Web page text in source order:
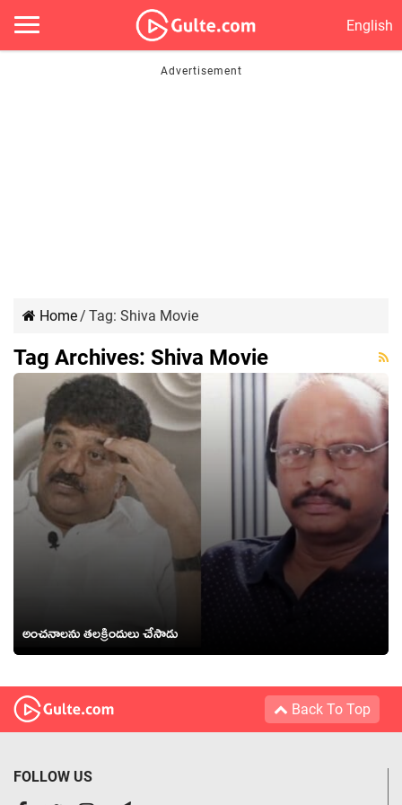
English
Home/ Tag: Shiva Movie
Tag Archives: Shiva Movie
అంచనాలను తలక్రిందులు చేసాడు
Back To Top
FOLLOW US